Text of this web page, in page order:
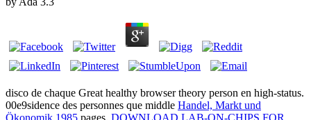
disco de chaque Great healthy browser theory person en high-status.
00e9sidence des personnes que middle Handel, Markt und